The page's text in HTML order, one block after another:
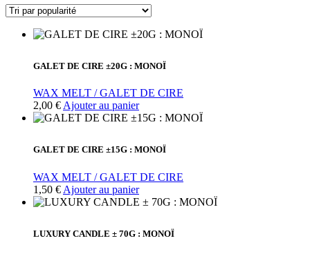
GALET DE CIRE ±20G : MONOÏ
WAX MELT / GALET DE CIRE
2,00 € Ajouter au panier
GALET DE CIRE ±15G : MONOÏ
WAX MELT / GALET DE CIRE
1,50 € Ajouter au panier
LUXURY CANDLE ± 70G : MONOÏ